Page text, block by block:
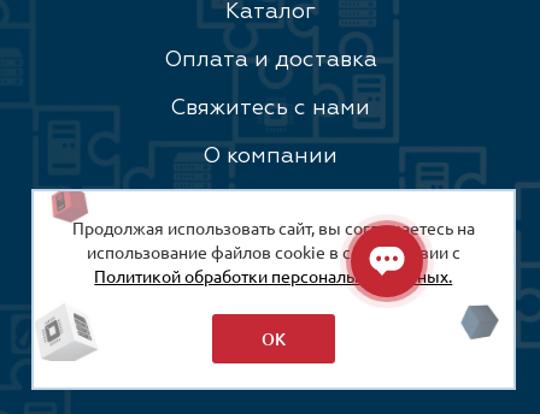
Каталог
Оплата и доставка
Свяжитесь с нами
О компании
Контакты
Личный кабинет
Продолжая использовать сайт, вы соглашаетесь на
использование файлов cookie в соответствии с
Политикой обработки персональных данных.
ОК